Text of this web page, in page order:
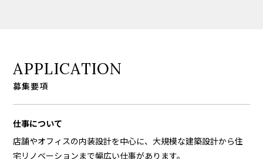
APPLICATION
募集要項
仕事について
店舗やオフィスの内装設計を中心に、大規模な建築設計から住
宅リノベーションまで幅広い仕事があります。